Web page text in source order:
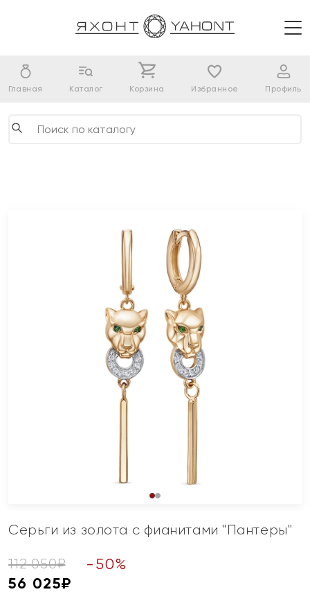
Главная Каталог Корзина Избранное Профиль
Серьги из золота с фианитами "Пантеры"
112 050₽ - 50%
56 025₽